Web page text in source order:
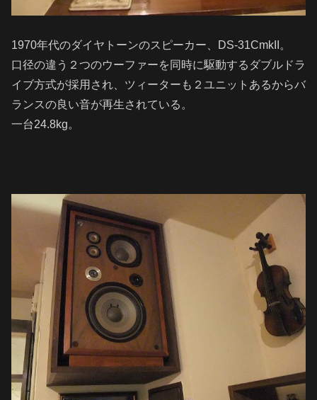
1970年代のダイヤトーンのスピーカー、DS-31CmkII。
口径の違う２つのウーファーを同時に駆動するダブルドラ
イブ方式が採用され、ツィーターも２ユニットあるからバ
ランスの良い音が再生されている。
一台24.8kg。